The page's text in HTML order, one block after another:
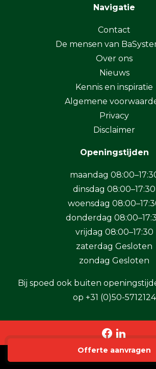
Offerte aanvragen
Navigatie
Contact
De mensen van
Over ons
Nieuws
Kennis en inspiratie
Algemene
Privacy
Disclaimer
Openingstijden
maandag
dinsdag 08:00–17:30
woensdag
donderdag
vrijdag 08:00–17:30
zaterdag Gesloten
zondag Gesloten
Bij spoed ook buiten
op +31 (0)50-5712124
Copyright 2026